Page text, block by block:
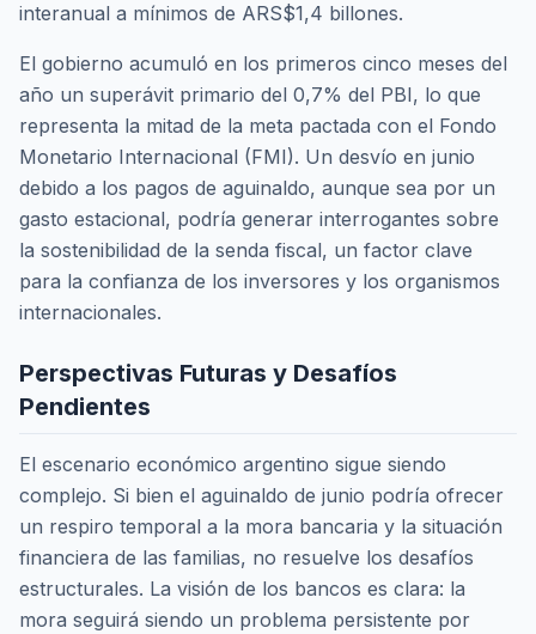
interanual a mínimos de ARS$1,4 billones.
El gobierno acumuló en los primeros cinco meses del
año un superávit primario del 0,7% del PBI, lo que
representa la mitad de la meta pactada con el Fondo
Monetario Internacional (FMI). Un desvío en junio
debido a los pagos de aguinaldo, aunque sea por un
gasto estacional, podría generar interrogantes sobre
la sostenibilidad de la senda fiscal, un factor clave
para la confianza de los inversores y los organismos
internacionales.
Perspectivas Futuras y Desafíos
Pendientes
El escenario económico argentino sigue siendo
complejo. Si bien el aguinaldo de junio podría ofrecer
un respiro temporal a la mora bancaria y la situación
financiera de las familias, no resuelve los desafíos
estructurales. La visión de los bancos es clara: la
mora seguirá siendo un problema persistente por